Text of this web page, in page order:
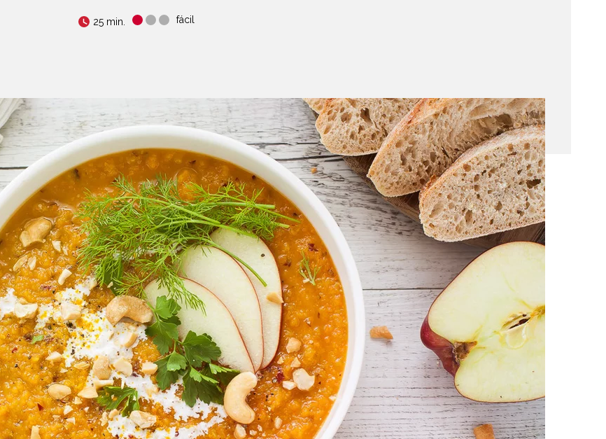
25 min. fácil